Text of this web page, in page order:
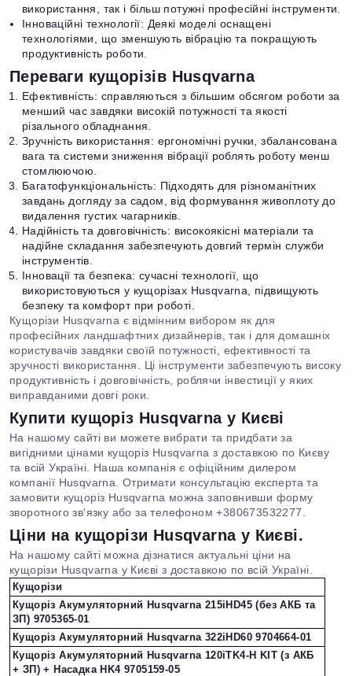
використання, так і більш потужні професійні інструменти.
Інноваційні технології: Деякі моделі оснащені
технологіями, що зменшують вібрацію та покращують
продуктивність роботи.
Переваги кущорізів Husqvarna
Ефективність: справляються з більшим обсягом роботи за
менший час завдяки високій потужності та якості
різального обладнання.
Зручність використання: ергономічні ручки, збалансована
вага та системи зниження вібрації роблять роботу менш
стомлюючою.
Багатофункціональність: Підходять для різноманітних
завдань догляду за садом, від формування живоплоту до
видалення густих чагарників.
Надійність та довговічність: високоякісні матеріали та
надійне складання забезпечують довгий термін служби
інструментів.
Інновації та безпека: сучасні технології, що
використовуються у кущорізах Husqvarna, підвищують
безпеку та комфорт при роботі.
Кущорізи Husqvarna є відмінним вибором як для
професійних ландшафтних дизайнерів, так і для домашніх
користувачів завдяки своїй потужності, ефективності та
зручності використання. Ці інструменти забезпечують високу
продуктивність і довговічність, роблячи інвестиції у яких
виправданими довгі роки.
Купити кущоріз Husqvarna у Києві
На нашому сайті ви можете вибрати та придбати за
вигідними цінами кущоріз Husqvarna з доставкою по Києву
та всій Україні. Наша компанія є офіційним дилером
компанії Husqvarna. Отримати консультацію експерта та
замовити кущоріз Husqvarna можна заповнивши форму
зворотного зв'язку або за телефоном +380673532277.
Ціни на кущорізи Husqvarna у Києві.
На нашому сайті можна дізнатися актуальні ціни на
кущорізи Husqvarna у Києві з доставкою по всій Україні.
Кущорізи
Кущоріз Акумуляторний Husqvarna 215iHD45 (без АКБ та
ЗП) 9705365-01
Кущоріз Акумуляторний Husqvarna 322iHD60 9704664-01
Кущоріз Акумуляторний Husqvarna 120iTK4-H KIT (з АКБ
+ ЗП) + Насадка HK4 9705159-05